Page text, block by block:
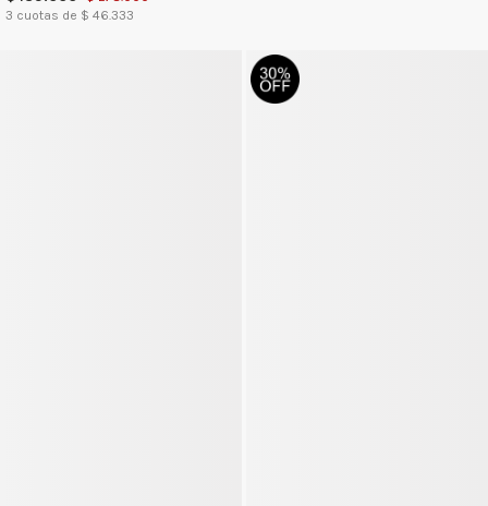
3 cuotas de $ 46.333